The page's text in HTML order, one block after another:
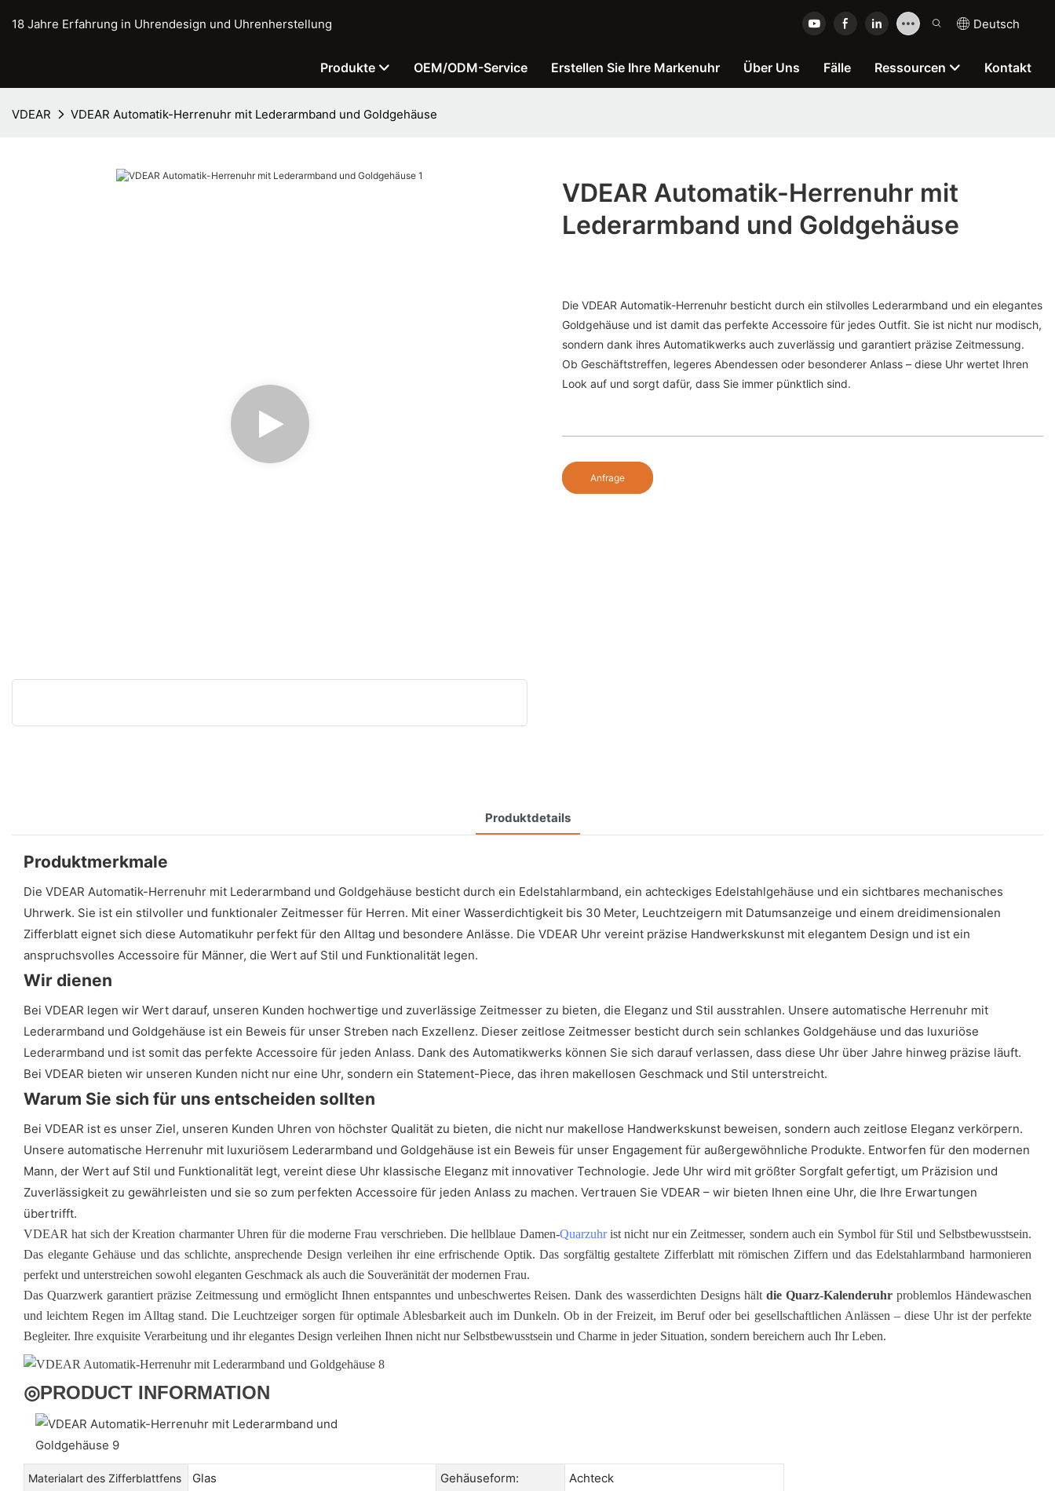
18 Jahre Erfahrung in Uhrendesign und Uhrenherstellung Deutsch
Produkte OEM/ODM-Service Erstellen Sie Ihre Markenuhr Über Uns Fälle Ressourcen Kontakt
VDEAR VDEAR Automatik-Herrenuhr mit Lederarmband und Goldgehäuse
VDEAR Automatik-Herrenuhr mit
Lederarmband und Goldgehäuse
Die VDEAR Automatik-Herrenuhr besticht durch ein stilvolles Lederarmband und ein elegantes
Goldgehäuse und ist damit das perfekte Accessoire für jedes Outfit. Sie ist nicht nur modisch,
sondern dank ihres Automatikwerks auch zuverlässig und garantiert präzise Zeitmessung.
Ob Geschäftstreffen, legeres Abendessen oder besonderer Anlass – diese Uhr wertet Ihren
Look auf und sorgt dafür, dass Sie immer pünktlich sind.
Anfrage
Produktdetails
Produktmerkmale
Die VDEAR Automatik-Herrenuhr mit Lederarmband und Goldgehäuse besticht durch ein Edelstahlarmband, ein achteckiges Edelstahlgehäuse und ein sichtbares mechanisches
Uhrwerk. Sie ist ein stilvoller und funktionaler Zeitmesser für Herren. Mit einer Wasserdichtigkeit bis 30 Meter, Leuchtzeigern mit Datumsanzeige und einem dreidimensionalen
Zifferblatt eignet sich diese Automatikuhr perfekt für den Alltag und besondere Anlässe. Die VDEAR Uhr vereint präzise Handwerkskunst mit elegantem Design und ist ein
anspruchsvolles Accessoire für Männer, die Wert auf Stil und Funktionalität legen.
Wir dienen
Bei VDEAR legen wir Wert darauf, unseren Kunden hochwertige und zuverlässige Zeitmesser zu bieten, die Eleganz und Stil ausstrahlen. Unsere automatische Herrenuhr mit
Lederarmband und Goldgehäuse ist ein Beweis für unser Streben nach Exzellenz. Dieser zeitlose Zeitmesser besticht durch sein schlankes Goldgehäuse und das luxuriöse
Lederarmband und ist somit das perfekte Accessoire für jeden Anlass. Dank des Automatikwerks können Sie sich darauf verlassen, dass diese Uhr über Jahre hinweg präzise läuft.
Bei VDEAR bieten wir unseren Kunden nicht nur eine Uhr, sondern ein Statement-Piece, das ihren makellosen Geschmack und Stil unterstreicht.
Warum Sie sich für uns entscheiden sollten
Bei VDEAR ist es unser Ziel, unseren Kunden Uhren von höchster Qualität zu bieten, die nicht nur makellose Handwerkskunst beweisen, sondern auch zeitlose Eleganz verkörpern.
Unsere automatische Herrenuhr mit luxuriösem Lederarmband und Goldgehäuse ist ein Beweis für unser Engagement für außergewöhnliche Produkte. Entworfen für den modernen
Mann, der Wert auf Stil und Funktionalität legt, vereint diese Uhr klassische Eleganz mit innovativer Technologie. Jede Uhr wird mit größter Sorgfalt gefertigt, um Präzision und
Zuverlässigkeit zu gewährleisten und sie so zum perfekten Accessoire für jeden Anlass zu machen. Vertrauen Sie VDEAR – wir bieten Ihnen eine Uhr, die Ihre Erwartungen
übertrifft.
VDEAR hat sich der Kreation charmanter Uhren für die moderne Frau verschrieben. Die hellblaue Damen-Quarzuhrist nicht nur ein Zeitmesser, sondern auch ein Symbol für Stil und Selbstbewusstsein.
Das elegante Gehäuse und das schlichte, ansprechende Design verleihen ihr eine erfrischende Optik. Das sorgfältig gestaltete Zifferblatt mit römischen Ziffern und das Edelstahlarmband harmonieren
perfekt und unterstreichen sowohl eleganten Geschmack als auch die Souveränität der modernen Frau.
Das Quarzwerk garantiert präzise Zeitmessung und ermöglicht Ihnen entspanntes und unbeschwertes Reisen. Dank des wasserdichten Designs hältdie Quarz-Kalenderuhr problemlos Händewaschen
und leichtem Regen im Alltag stand. Die Leuchtzeiger sorgen für optimale Ablesbarkeit auch im Dunkeln. Ob in der Freizeit, im Beruf oder bei gesellschaftlichen Anlässen – diese Uhr ist der perfekte
Begleiter. Ihre exquisite Verarbeitung und ihr elegantes Design verleihen Ihnen nicht nur Selbstbewusstsein und Charme in jeder Situation, sondern bereichern auch Ihr Leben.
◎PRODUCT INFORMATION
Materialart des Zifferblattfens
Glas Gehäuseform: Achteck